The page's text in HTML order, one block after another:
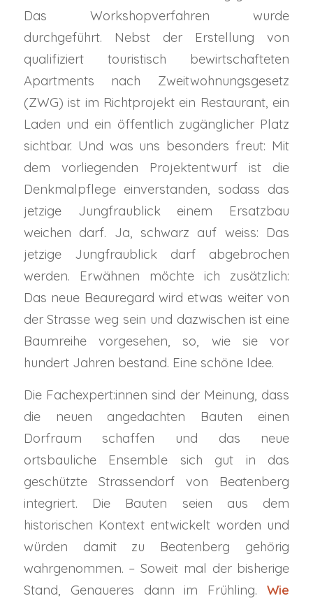
Das Workshopverfahren wurde
durchgeführt. Nebst der Erstellung von
qualifiziert touristisch bewirtschafteten
Apartments nach Zweitwohnungsgesetz
(ZWG) ist im Richtprojekt ein Restaurant, ein
Laden und ein öffentlich zugänglicher Platz
sichtbar. Und was uns besonders freut: Mit
dem vorliegenden Projektentwurf ist die
Denkmalpflege einverstanden, sodass das
jetzige Jungfraublick einem Ersatzbau
weichen darf. Ja, schwarz auf weiss: Das
jetzige Jungfraublick darf abgebrochen
werden. Erwähnen möchte ich zusätzlich:
Das neue Beauregard wird etwas weiter von
der Strasse weg sein und dazwischen ist eine
Baumreihe vorgesehen, so, wie sie vor
hundert Jahren bestand. Eine schöne Idee.
Die Fachexpert:innen sind der Meinung, dass
die neuen angedachten Bauten einen
Dorfraum schaffen und das neue
ortsbauliche Ensemble sich gut in das
geschützte Strassendorf von Beatenberg
integriert. Die Bauten seien aus dem
historischen Kontext entwickelt worden und
würden damit zu Beatenberg gehörig
wahrgenommen. – Soweit mal der bisherige
Stand, Genaueres dann im Frühling.Wie